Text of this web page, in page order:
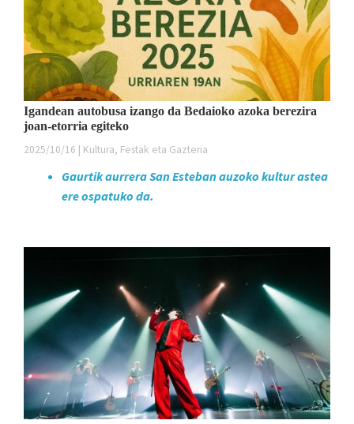
Igandean autobusa izango da Bedaioko azoka berezira
joan-etorria egiteko
2025/10/16 | Kultura, Festak eta Gazteria
Gaurtik aurrera San Esteban auzoko kultur astea
ere ospatuko da.